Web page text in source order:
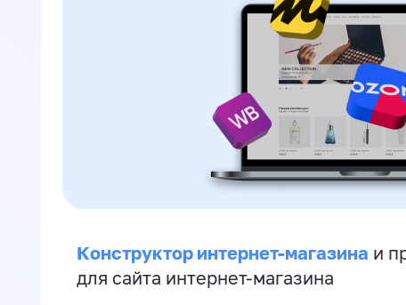
Конструктор интернет-магазина и
для сайта интернет-магазина